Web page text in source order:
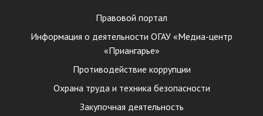
Правовой портал
Информация о деятельности ОГАУ «Медиа-центр
«Приангарье»
Противодействие коррупции
Охрана труда и техника безопасности
Закупочная деятельность